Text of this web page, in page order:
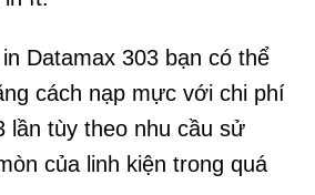
Datamax 303 bạn có thể
cách nạp mực với chi phí
lần tùy theo nhu cầu sử
của linh kiện trong quá